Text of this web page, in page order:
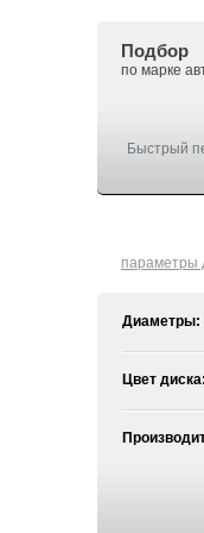
Подбор
по марке
Быстрый
параметры
Диаметры:
Цвет диска: